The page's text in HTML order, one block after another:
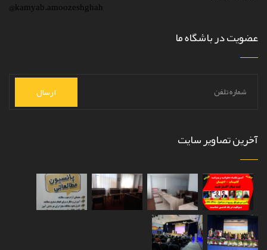
@kamyab.amoozeshghah
عضویت در باشگاه ما
ارسال
آخرین تصاویر سایت